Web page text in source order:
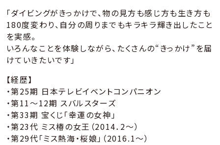
「ダイビングがきっかけで、物の見方も感じ方も生き方も
180度変わり、自分の周りまでもキラキラ輝き出したこと
を実感。
いろんなことを体験しながら、たくさんの“きっかけ”を届
けていきたいです」
【経歴】
・第25期 日本テレビイベントコンパニオン
・第11～12期 スバルスターズ
・第33期 宝くじ「幸運の女神」
・第23代 ミス椿の女王（2014．2～）
・第29代「ミス熱海・桜娘」（2016.1～）